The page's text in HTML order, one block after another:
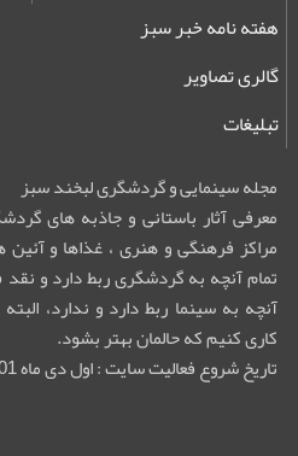
هفته نامه خبر سبز
گالری تصاویر
تبلیغات
مجله سینمایی و گردشگری لبخند سبز
معرفی آثار باستانی و جاذبه های
مراکز فرهنگی و هنری ، غذاها و
تمام آنچه به گردشگری ربط دارد و
آنچه به سینما ربط دارد و ندارد،
کاری کنیم که حالمان بهتر بشود.
تاریخ شروع فعالیت سایت : اول دی ماه 1401